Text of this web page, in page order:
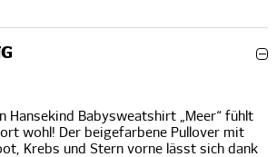
Hansekind Babysweatshirt „Meer“ fühlt
wohl! Der beigefarbene Pullover mit
Krebs und Stern vorne lässt sich dank